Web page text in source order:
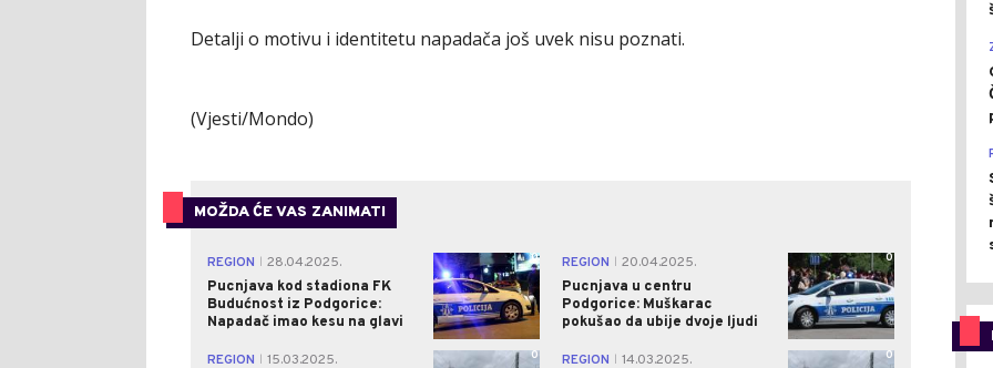
Detalji o motivu i identitetu napadača još uvek nisu poznati.
(Vjesti/Mondo)
MOŽDA ĆE VAS ZANIMATI
REGION
28.04.2025.
Pucnjava kod stadiona FK
Budućnost iz Podgorice:
Napadač imao kesu na glavi
0 REGION
20.04.2025.
Pucnjava u centru
Podgorice: Muškarac
pokušao da ubije dvoje ljudi
0
REGION
15.03.2025.
0 REGION
14.03.2025.
0